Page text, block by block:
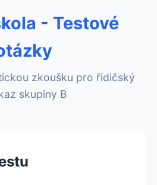
- Testové
zkoušku pro řidičský
skupiny B